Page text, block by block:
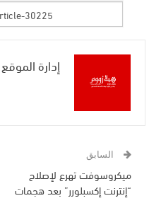
إدارة الموقع
السابق
ميكروسوفت تهرع لإصلاح
“إنترنت إكسبلورر” بعد هجمات